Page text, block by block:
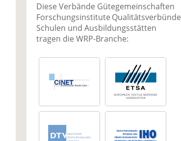
Diese Verbände Gütegemeinschaften
Forschungsinstitute Qualitätsverbünde
Schulen und Ausbildungsstätten
tragen die WRP-Branche: